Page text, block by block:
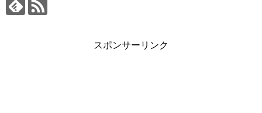
スポンサーリンク